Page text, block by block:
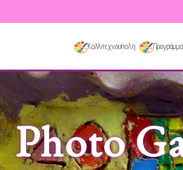
Καλλιτεχνούπολη
Photo